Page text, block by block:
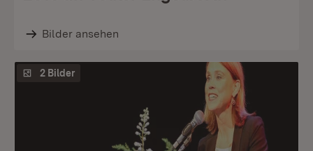
Bilder ansehen
2 Bilder